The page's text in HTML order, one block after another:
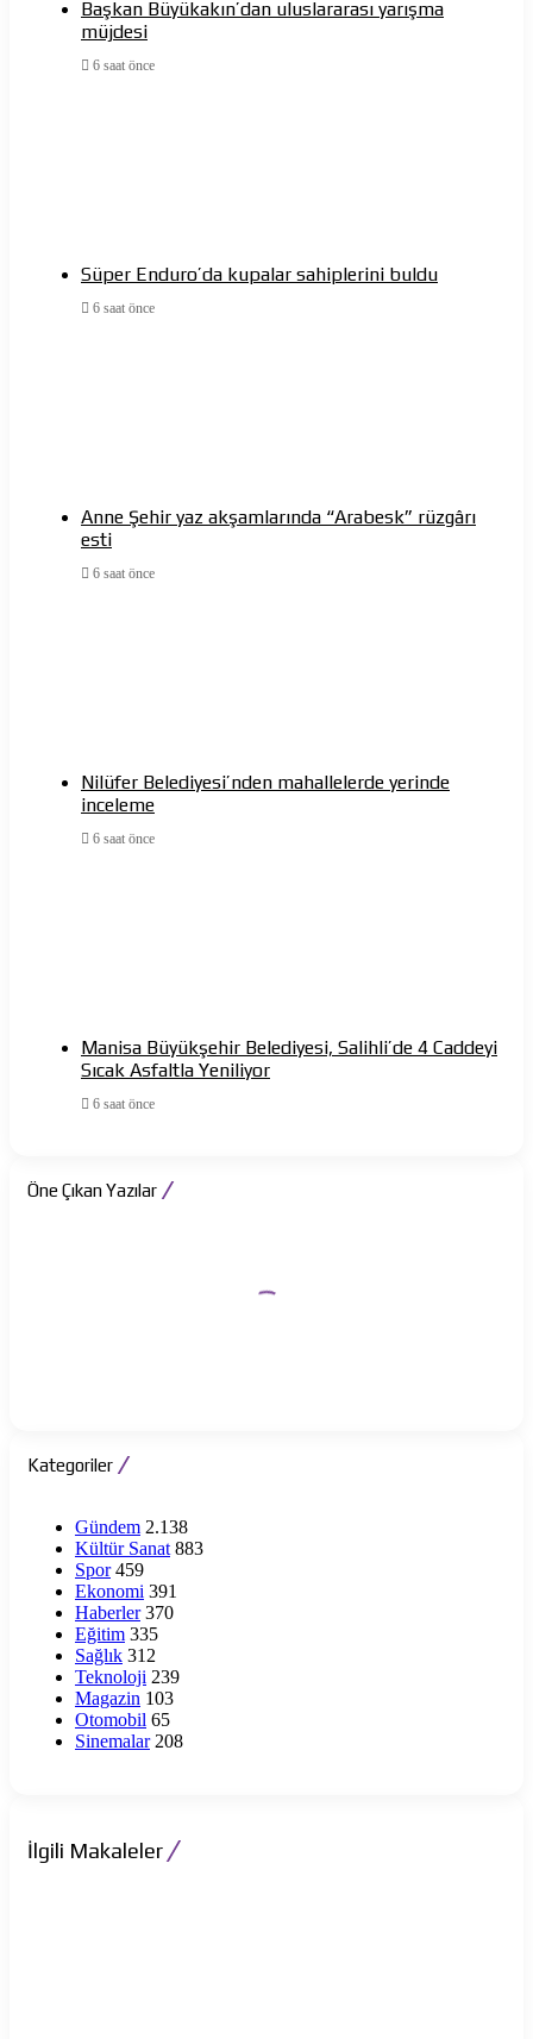
Başkan Büyükakın’dan uluslararası yarışma
müjdesi
6 saat önce
Süper Enduro’da kupalar sahiplerini buldu
6 saat önce
Anne Şehir yaz akşamlarında “Arabesk” rüzgârı
esti
6 saat önce
Nilüfer Belediyesi’nden mahallelerde yerinde
inceleme
6 saat önce
Manisa Büyükşehir Belediyesi, Salihli’de 4 Caddeyi
Sıcak Asfaltla Yeniliyor
6 saat önce
Öne Çıkan Yazılar
Kategoriler
Gündem 2.138
Kültür Sanat 883
Spor 459
Ekonomi 391
Haberler 370
Eğitim 335
Sağlık 312
Teknoloji 239
Magazin 103
Otomobil 65
Sinemalar 208
İlgili Makaleler